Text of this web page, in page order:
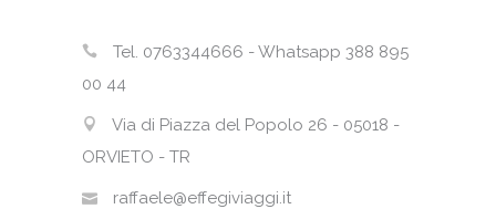
Tel. 0763344666 - Whatsapp 388 895
00 44
Via di Piazza del Popolo 26 - 05018 -
ORVIETO - TR
raffaele@effegiviaggi.it